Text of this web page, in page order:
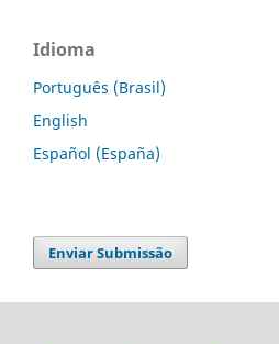
Idioma
Português (Brasil)
English
Español (España)
Enviar Submissão